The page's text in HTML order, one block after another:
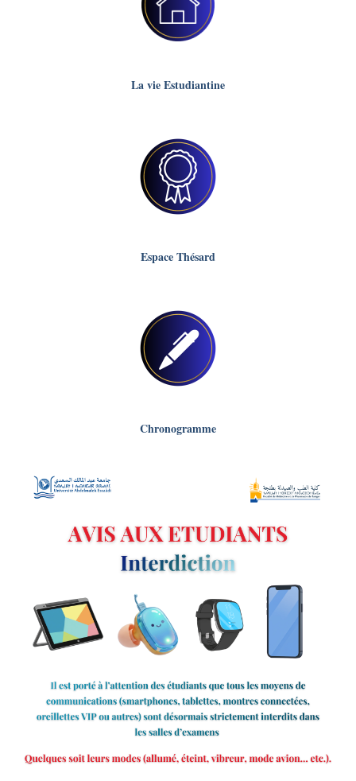
La vie Estudiantine
Espace Thésard
Chronogramme